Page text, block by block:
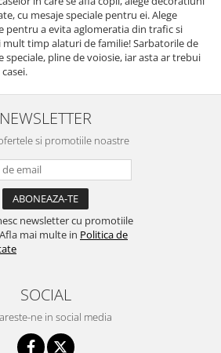
cu mesaje speciale pentru ei. Alege
pentru a evita aglomeratia din trafic si
mult timp alaturi de familie! Sarbatorile de
pline de voiosie, iar asta ar trebui
NEWSLETTER
si promotiile noastre
newsletter cu promotiile
mai multe in Politica de
SOCIAL
ne in social media